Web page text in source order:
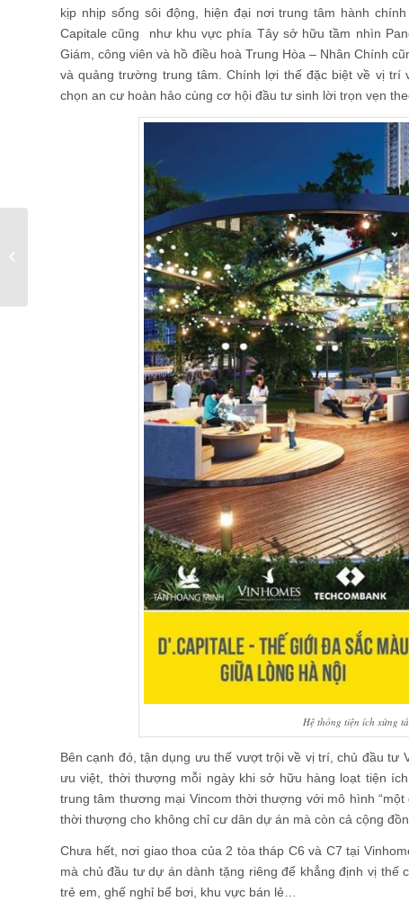
kịp nhịp sống sôi động, hiện đại nơi trung tâm hành
Capitale cũng như khu vực phía Tây sở hữu tầm nhìn
Giám, công viên và hồ điều hoà Trung Hòa – Nhân Chính
và quảng trường trung tâm. Chính lợi thế đặc biệt về vị trí
chọn an cư hoàn hảo cùng cơ hội đầu tư sinh lời trọn vẹn
Hệ thống tiện ích xứng
Bên cạnh đó, tận dụng ưu thế vượt trội về vị trí, chủ đầu tư
ưu việt, thời thượng mỗi ngày khi sở hữu hàng loạt tiện
trung tâm thương mại Vincom thời thượng với mô hình
thời thượng cho không chỉ cư dân dự án mà còn cả cộng
Chưa hết, nơi giao thoa của 2 tòa tháp C6 và C7 tại
mà chủ đầu tư dự án dành tặng riêng để khẳng định vị
trẻ em, ghế nghỉ bể bơi, khu vực bán lẻ…
Những điều bạn chưa